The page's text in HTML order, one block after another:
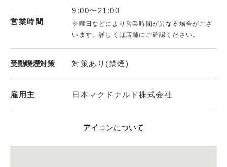
営業時間
9:00〜21:00
※曜日などにより営業時間が異なる場合がござ
います。詳しくは店舗にご確認ください。
受動喫煙対策 対策あり(禁煙)
雇用主 日本マクドナルド株式会社
アイコンについて